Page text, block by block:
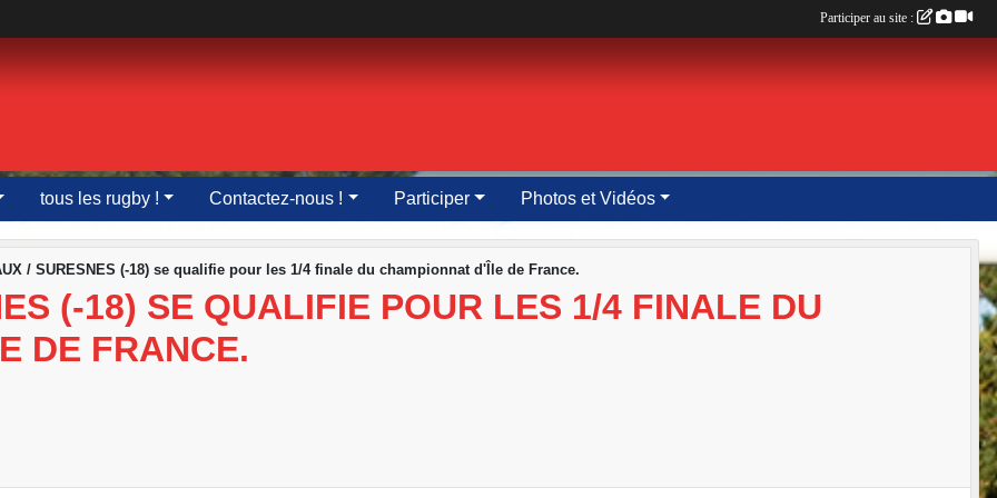
tous les rugby ! Contactez-nous ! Participer Photos et Vidéos
/ SURESNES (-18) se qualifie pour les 1/4 finale du championnat d'Île de France.
(-18) SE QUALIFIE POUR LES 1/4 FINALE DU
DE FRANCE.
Participer au site :